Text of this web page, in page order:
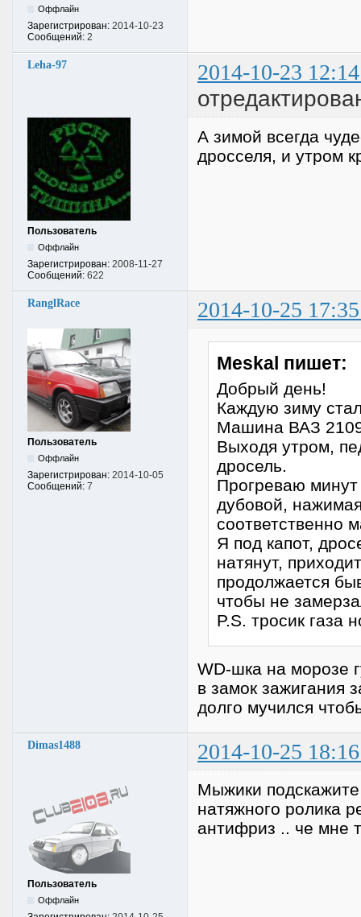
Оффлайн
Зарегистрирован: 2014-10-23
Сообщений: 2
Leha-97 2014-10-23
Пользователь
Оффлайн
Зарегистрирован: 2008-11-27
Сообщений: 622
А зимой всегда
дросселя, и утром
RanglRace 2014-10-25
Пользователь
Оффлайн
Зарегистрирован: 2014-10-05
Сообщений: 7
Meskal пишет:
Добрый день!
Каждую зиму
Машина ВАЗ
Выходя утром,
дросель.
Прогреваю минут
дубовой,
соответственно
Я под капот,
натянут,
продолжается
чтобы не
P.S. тросик газа
WD-шка на морозе
в замок зажигания
долго мучился
Dimas1488 2014-10-25
Пользователь
Оффлайн
Мыжики
натяжного ролика
антифриз .. че мне